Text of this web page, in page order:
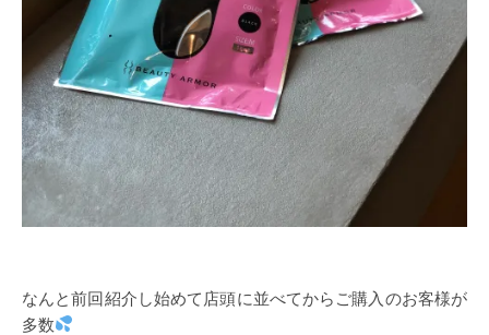
なんと前回紹介し始めて店頭に並べてからご購入のお客様が
多数